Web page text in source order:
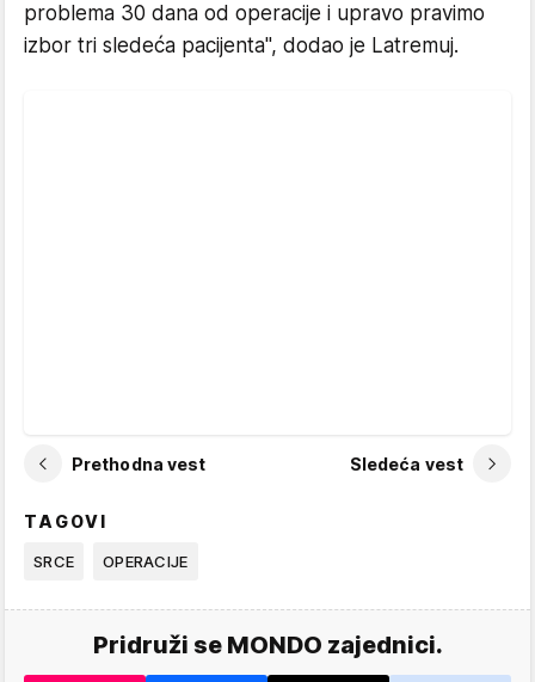
problema 30 dana od operacije i upravo pravimo
izbor tri sledeća pacijenta", dodao je Latremuj.
Prethodna vest Sledeća vest
TAGOVI
SRCE OPERACIJE
Pridruži se MONDO zajednici.